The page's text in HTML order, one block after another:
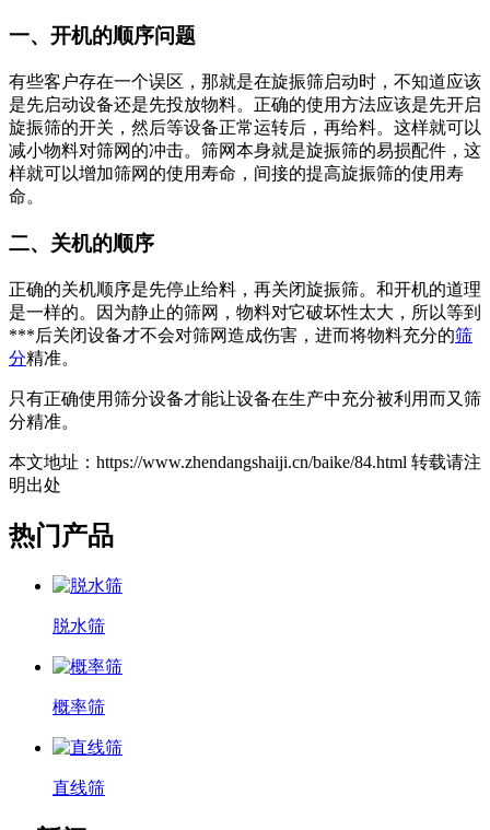
一、开机的顺序问题
有些客户存在一个误区，那就是在旋振筛启动时，不知道应该
是先启动设备还是先投放物料。正确的使用方法应该是先开启
旋振筛的开关，然后等设备正常运转后，再给料。这样就可以
减小物料对筛网的冲击。筛网本身就是旋振筛的易损配件，这
样就可以增加筛网的使用寿命，间接的提高旋振筛的使用寿
命。
二、关机的顺序
正确的关机顺序是先停止给料，再关闭旋振筛。和开机的道理
是一样的。因为静止的筛网，物料对它破坏性太大，所以等到
***后关闭设备才不会对筛网造成伤害，进而将物料充分的筛
分精准。
只有正确使用筛分设备才能让设备在生产中充分被利用而又筛
分精准。
本文地址：https://www.zhendangshaiji.cn/baike/84.html 转载请注
明出处
热门产品
脱水筛
概率筛
直线筛